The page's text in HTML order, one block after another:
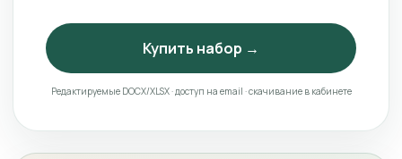
Купить набор →
Редактируемые DOCX/XLSX · доступ на email · скачивание в кабинете